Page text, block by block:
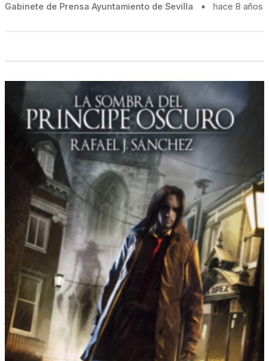
Gabinete de Prensa Ayuntamiento de Sevilla • hace 8 años